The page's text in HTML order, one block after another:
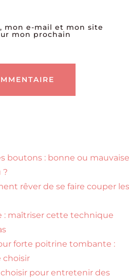
mon e-mail et mon site
mon prochain
boutons : bonne ou mauvaise
?
rêver de se faire couper les
: maîtriser cette technique
forte poitrine tombante :
choisir
pour entretenir des